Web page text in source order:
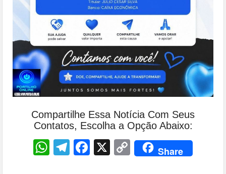
Compartilhe Essa Notícia Com Seus
Contatos, Escolha a Opção Abaixo:
WhatsApp
Telegram
Facebook
X CopyShare